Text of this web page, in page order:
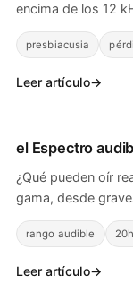
encima de los 12
presbiacusia
Leer artículo
el Espectro
¿Qué pueden oír
gama, desde
rango audible
Leer artículo